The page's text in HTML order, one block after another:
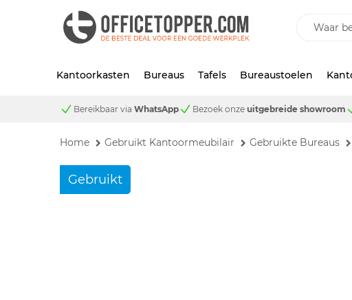
Kantoorkasten Bureaus Tafels Bureaustoelen
Bereikbaar via WhatsApp Bezoek onze uitgebreide showroom
Home Gebruikt Kantoormeubilair Gebruikte Bureaus
Gebruikt